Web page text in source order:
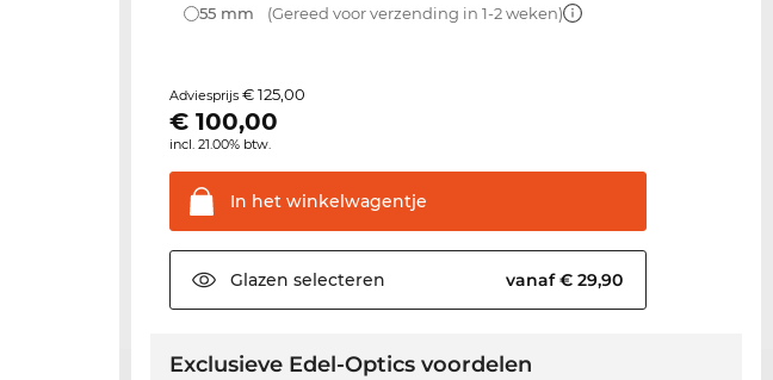
55 mm (Gereed voor verzending in 1-2 weken)
Adviesprijs€ 125,00
€100,00
incl. 21.00% btw.
In het winkelwagentje
Glazen selecteren vanaf € 29,90
Exclusieve Edel-Optics voordelen